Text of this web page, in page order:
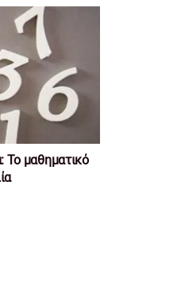
Το μαθηματικό